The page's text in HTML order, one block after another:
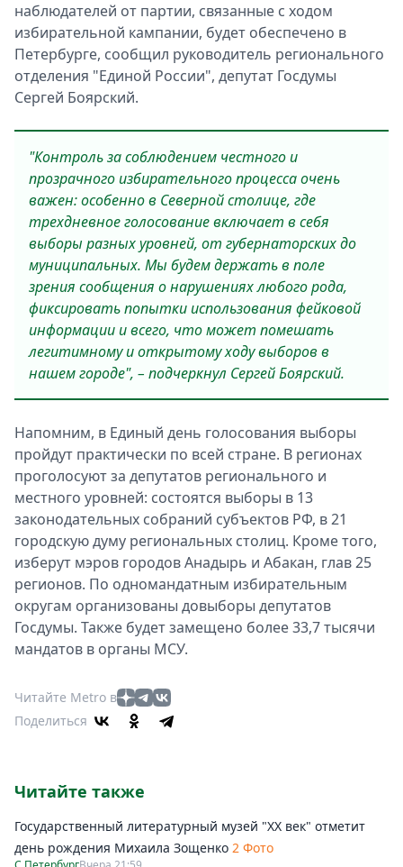
наблюдателей от партии, связанные с ходом
избирательной кампании, будет обеспечено в
Петербурге, сообщил руководитель регионального
отделения "Единой России", депутат Госдумы
Сергей Боярский.
"Контроль за соблюдением честного и
прозрачного избирательного процесса очень
важен: особенно в Северной столице, где
трехдневное голосование включает в себя
выборы разных уровней, от губернаторских до
муниципальных. Мы будем держать в поле
зрения сообщения о нарушениях любого рода,
фиксировать попытки использования фейковой
информации и всего, что может помешать
легитимному и открытому ходу выборов в
нашем городе", – подчеркнул Сергей Боярский.
Напомним, в Единый день голосования выборы
пройдут практически по всей стране. В регионах
проголосуют за депутатов регионального и
местного уровней: состоятся выборы в 13
законодательных собраний субъектов РФ, в 21
городскую думу региональных столиц. Кроме того,
изберут мэров городов Анадырь и Абакан, глав 25
регионов. По одномандатным избирательным
округам организованы довыборы депутатов
Госдумы. Также будет замещено более 33,7 тысячи
мандатов в органы МСУ.
Читайте Metro в
Поделиться
Читайте также
Государственный литературный музей "ХХ век" отметит
день рождения Михаила Зощенко 2 Фото